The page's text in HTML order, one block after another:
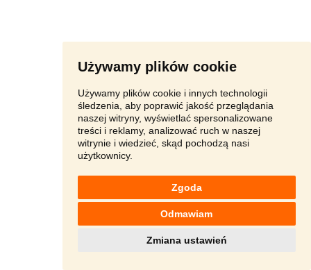
Używamy plików cookie
Używamy plików cookie i innych technologii
śledzenia, aby poprawić jakość przeglądania
naszej witryny, wyświetlać spersonalizowane
treści i reklamy, analizować ruch w naszej
witrynie i wiedzieć, skąd pochodzą nasi
użytkownicy.
Zgoda
Odmawiam
Zmiana ustawień